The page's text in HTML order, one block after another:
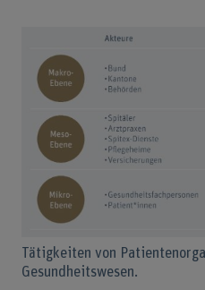
Tätigkeiten von
Gesundheitswesen.